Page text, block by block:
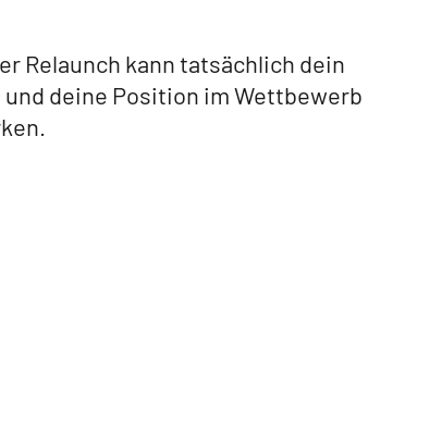
Relaunch kann tatsächlich dein
und deine Position im Wettbewerb